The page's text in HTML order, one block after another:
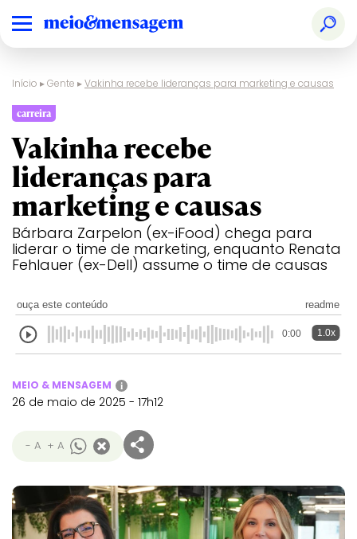
Início ▸Gente ▸Vakinha recebe lideranças para marketing e causas
carreira
Vakinha recebe
lideranças para
marketing e causas
Bárbara Zarpelon (ex-iFood) chega para
liderar o time de marketing, enquanto Renata
Fehlauer (ex-Dell) assume o time de causas
ouça este conteúdo readme
0:00 1.0x
MEIO & MENSAGEM i
26 de maio de 2025 - 17h12
- A + A